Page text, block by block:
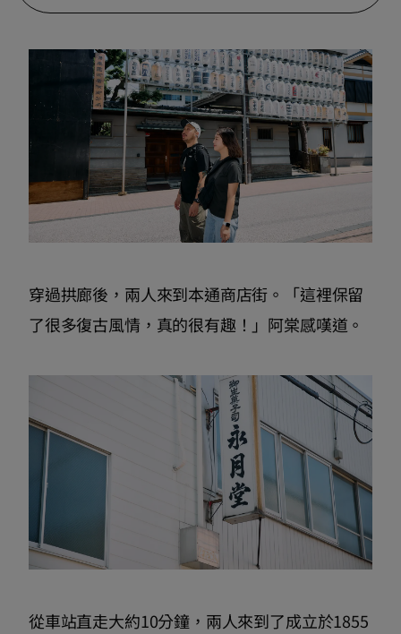
穿過拱廊後，兩人來到本通商店街。「這裡保留
了很多復古風情，真的很有趣！」阿棠感嘆道。
從車站直走大約10分鐘，兩人來到了成立於1855